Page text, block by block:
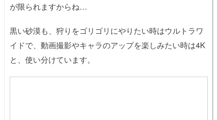
が限られますからね…
黒い砂漠も、狩りをゴリゴリにやりたい時はウルトラワ
イドで、動画撮影やキャラのアップを楽しみたい時は4K
と、使い分けています。